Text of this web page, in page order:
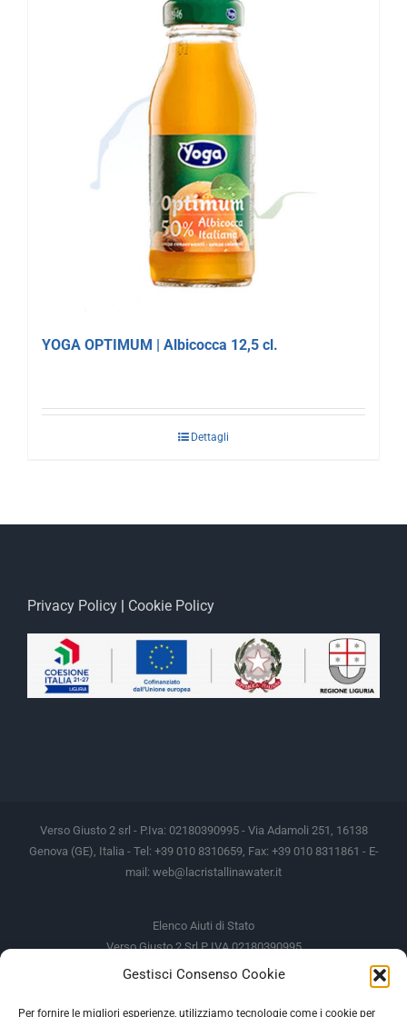
Gestisci Consenso Cookie
Per fornire le migliori esperienze, utilizziamo tecnologie come i cookie per
YOGA OPTIMUM | Albicocca 12,5 cl.
Dettagli
Privacy Policy Cookie Policy
Verso Giusto 2 srl - P.Iva: 02180390995 - Via Adamoli 251, 16138
Genova (GE), Italia - Tel: +39 010 8310659, Fax: +39 010 8311861 - E-
mail: web@lacristallinawater.it
Elenco Aiuti di Stato
Verso Giusto 2 Srl P IVA 02180390995
Soggetto Erogante
Somma Incassata
Agenzia delle Entrate
49.338,00 €